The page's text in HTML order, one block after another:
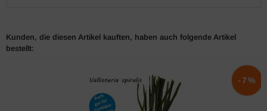
Kunden, die diesen Artikel kauften, haben auch folgende Artikel
bestellt:
-7%